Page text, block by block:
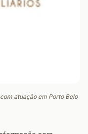
atuação em Porto Belo